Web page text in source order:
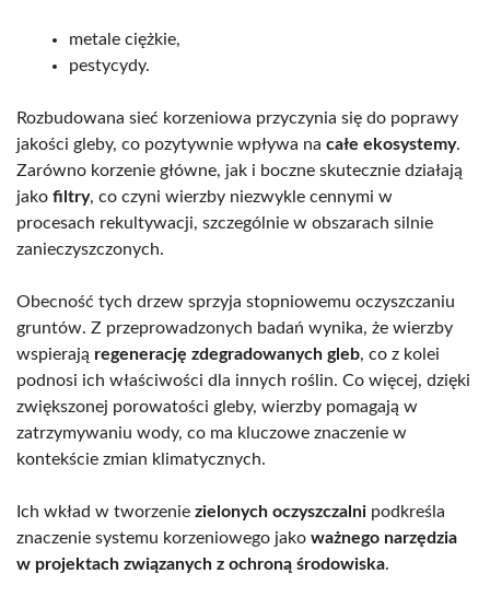
metale ciężkie,
pestycydy.
Rozbudowana sieć korzeniowa przyczynia się do poprawy
jakości gleby, co pozytywnie wpływa na całe ekosystemy.
Zarówno korzenie główne, jak i boczne skutecznie działają
jako filtry, co czyni wierzby niezwykle cennymi w
procesach rekultywacji, szczególnie w obszarach silnie
zanieczyszczonych.
Obecność tych drzew sprzyja stopniowemu oczyszczaniu
gruntów. Z przeprowadzonych badań wynika, że wierzby
wspierają regenerację zdegradowanych gleb, co z kolei
podnosi ich właściwości dla innych roślin. Co więcej, dzięki
zwiększonej porowatości gleby, wierzby pomagają w
zatrzymywaniu wody, co ma kluczowe znaczenie w
kontekście zmian klimatycznych.
Ich wkład w tworzenie zielonych oczyszczalni podkreśla
znaczenie systemu korzeniowego jako ważnego narzędzia
w projektach związanych z ochroną środowiska.